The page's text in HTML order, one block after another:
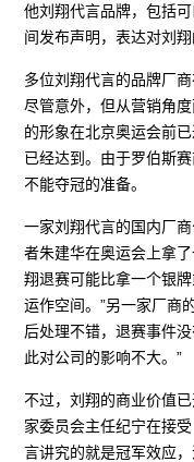
他刘翔代言品牌，包括
间发布声明，表达对刘翔
多位刘翔代言的品牌厂
尽管意外，但从营销角
的形象在北京奥运会前
已经达到。由于罗伯斯
不能夺冠的准备。
一家刘翔代言的国内厂
者朱建华在奥运会上拿
翔退赛可能比拿一个银
运作空间。”另一家厂商
后处理不错，退赛事件
此对公司的影响不大。”
不过，刘翔的商业价值
家委员会主任纪宁在接
言讲究的就是冠军效应